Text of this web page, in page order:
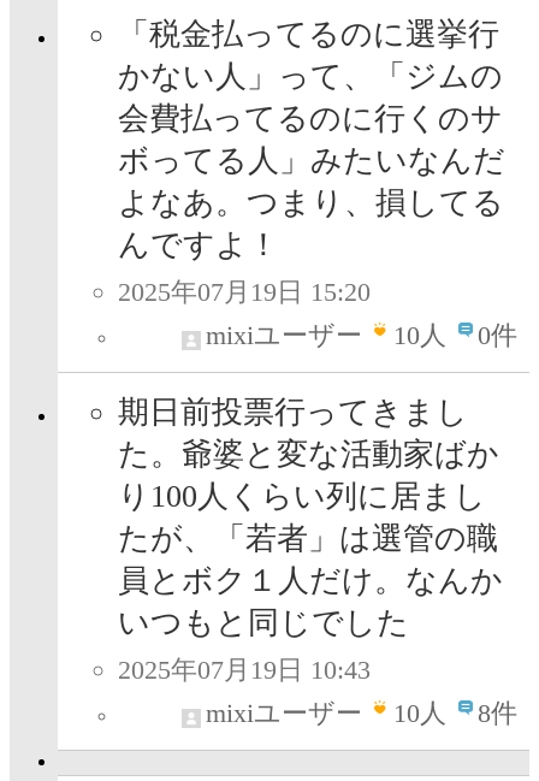
「税金払ってるのに選挙行
かない人」って、「ジムの
会費払ってるのに行くのサ
ボってる人」みたいなんだ
よなあ。つまり、損してる
んですよ！
2025年07月19日 15:20
mixiユーザー
10人 0件
期日前投票行ってきまし
た。爺婆と変な活動家ばか
り100人くらい列に居まし
たが、「若者」は選管の職
員とボク１人だけ。なんか
いつもと同じでした
2025年07月19日 10:43
mixiユーザー
10人 8件